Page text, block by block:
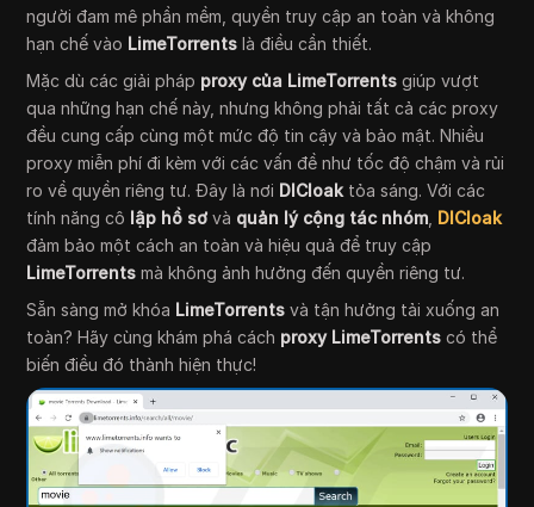
người đam mê phần mềm, quyền truy cập an toàn và không
hạn chế vào LimeTorrents là điều cần thiết.
Mặc dù các giải pháp proxy của LimeTorrents giúp vượt
qua những hạn chế này, nhưng không phải tất cả các proxy
đều cung cấp cùng một mức độ tin cậy và bảo mật. Nhiều
proxy miễn phí đi kèm với các vấn đề như tốc độ chậm và rủi
ro về quyền riêng tư. Đây là nơi DICloak tỏa sáng. Với các
tính năng cô lập hồ sơ và quản lý cộng tác nhóm DICloak
đảm bảo một cách an toàn và hiệu quả để truy cập
LimeTorrents mà không ảnh hưởng đến quyền riêng tư.
Sẵn sàng mở khóa LimeTorrents và tận hưởng tải xuống an
toàn? Hãy cùng khám phá cách proxy LimeTorrents có thể
biến điều đó thành hiện thực!